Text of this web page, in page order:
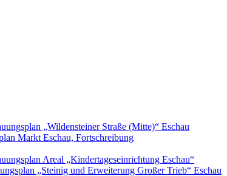
„Wildensteiner Straße (Mitte)“ Eschau
Markt Eschau, Fortschreibung
Areal „Kindertageseinrichtung Eschau“
„Steinig und Erweiterung Großer Trieb“ Eschau